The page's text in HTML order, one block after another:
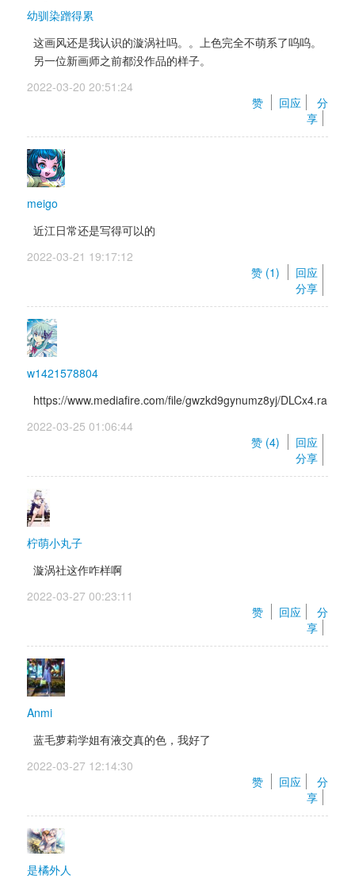
幼驯染蹭得累
这画风还是我认识的漩涡社吗。。上色完全不萌系了呜呜。
另一位新画师之前都没作品的样子。
2022-03-20 20:51:24
赞
回应
分
享
meigo
近江日常还是写得可以的
2022-03-21 19:17:12
赞 (1)
回应
分享
w1421578804
https://www.mediafire.com/file/gwzkd9gynumz8yj/DLCx4.rar/file
2022-03-25 01:06:44
赞 (4)
回应
分享
柠萌小丸子
漩涡社这作咋样啊
2022-03-27 00:23:11
赞
回应
分
享
Anmi
蓝毛萝莉学姐有液交真的色，我好了
2022-03-27 12:14:30
赞
回应
分
享
是橘外人